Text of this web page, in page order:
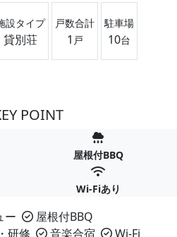
設タイプ
貸別荘
戸数合計
1 戸
駐車場
10台
POINT
屋根付BBQ
Wi-Fiあり
ー
屋根付BBQ
研修
音楽合宿 Wi-Fi